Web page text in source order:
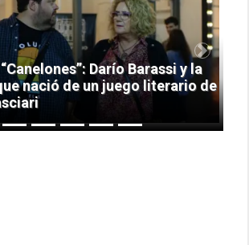
Darío Barassi y la
nació de un juego literario de
Next